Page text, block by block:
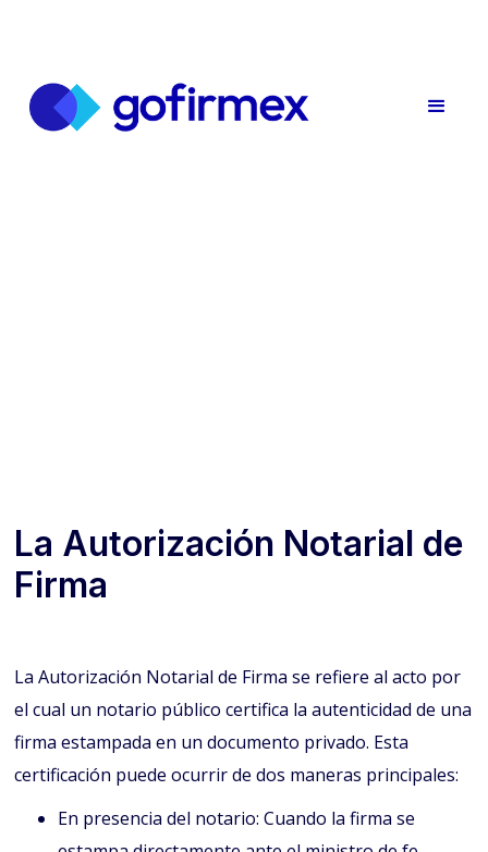
La Autorización Notarial de
Firma
La Autorización Notarial de Firma se refiere al acto por
el cual un notario público certifica la autenticidad de una
firma estampada en un documento privado. Esta
certificación puede ocurrir de dos maneras principales:
En presencia del notario: Cuando la firma se